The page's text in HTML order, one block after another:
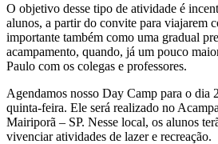
O objetivo desse tipo de atividade é
alunos, a partir do convite para viajarem
importante também como uma gradual
acampamento, quando, já um pouco
Paulo com os colegas e professores.
Agendamos nosso Day Camp para o dia
quinta-feira. Ele será realizado no
Mairiporã – SP. Nesse local, os alunos
vivenciar atividades de lazer e recreação.